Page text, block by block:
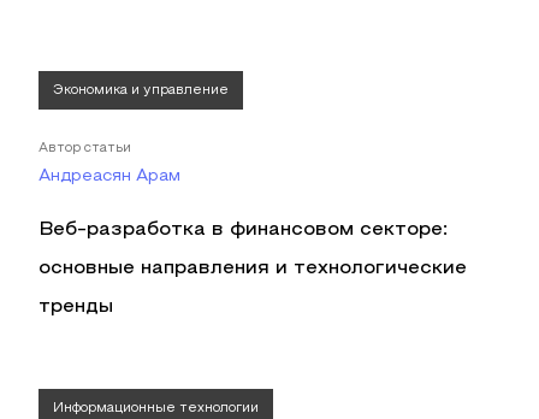
Экономика и управление
Автор статьи
Андреасян Арам
Веб-разработка в финансовом секторе:
основные направления и технологические
тренды
Информационные технологии